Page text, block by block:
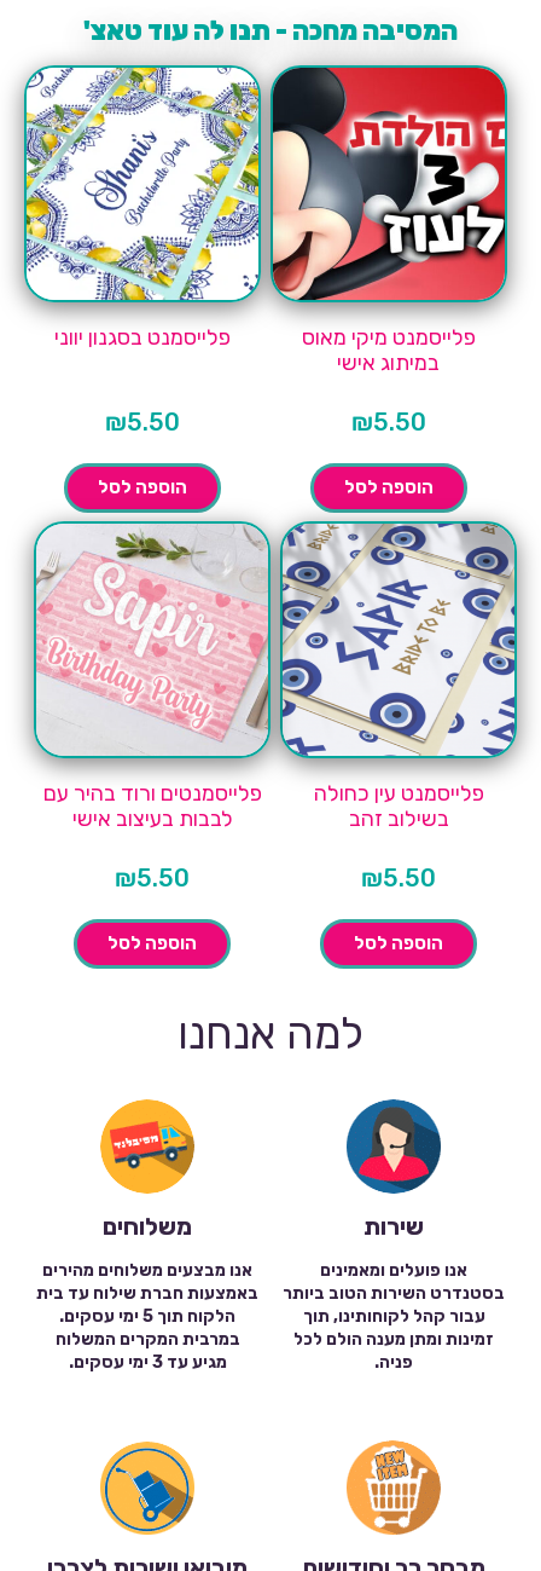
המסיבה מחכה - תנו לה עוד טאצ'
פלייסמנט מיקי מאוס
במיתוג אישי
₪5.50
הוספה לסל
פלייסמנט בסגנון יווני
₪5.50
הוספה לסל
פלייסמנט עין כחולה
בשילוב זהב
₪5.50
הוספה לסל
פלייסמנטים ורוד בהיר עם
לבבות בעיצוב אישי
₪5.50
הוספה לסל
למה אנחנו
שירות
אנו פועלים ומאמינים
בסטנדרט השירות הטוב ביותר
עבור קהל לקוחותינו, תוך
זמינות ומתן מענה הולם לכל
פניה.
משלוחים
אנו מבצעים משלוחים מהירים
באמצעות חברת שילוח עד בית
הלקוח תוך 5 ימי עסקים.
במרבית המקרים המשלוח
מגיע עד 3 ימי עסקים.